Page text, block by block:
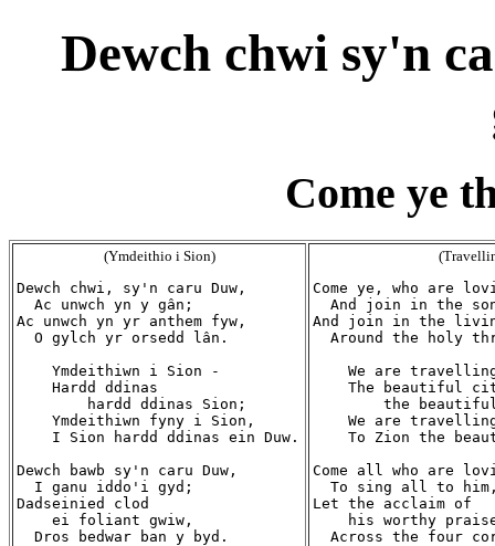
Dewch chwi sy'n
Come ye
(Ymdeithio i Sion)
Dewch chwi, sy'n caru Duw,
  Ac unwch yn y gân;
Ac unwch yn yr anthem fyw,
  O gylch yr orsedd lân.
    Ymdeithiwn i Sion -
    Hardd ddinas
        hardd ddinas Sion;
    Ymdeithiwn fyny i Sion,
    I Sion hardd ddinas ein Duw.
Dewch bawb sy'n caru Duw,
  I ganu iddo'i gyd;
Dadseinied clod
    ei foliant gwiw,
  Dros bedwar ban y byd.
Come ye, who are
And join in the
And join in the
Around the holy
We are
The beautiful
the
We are
To Zion the
Come all who are
To sing all to
Let the acclaim of
his worthy
Across the four